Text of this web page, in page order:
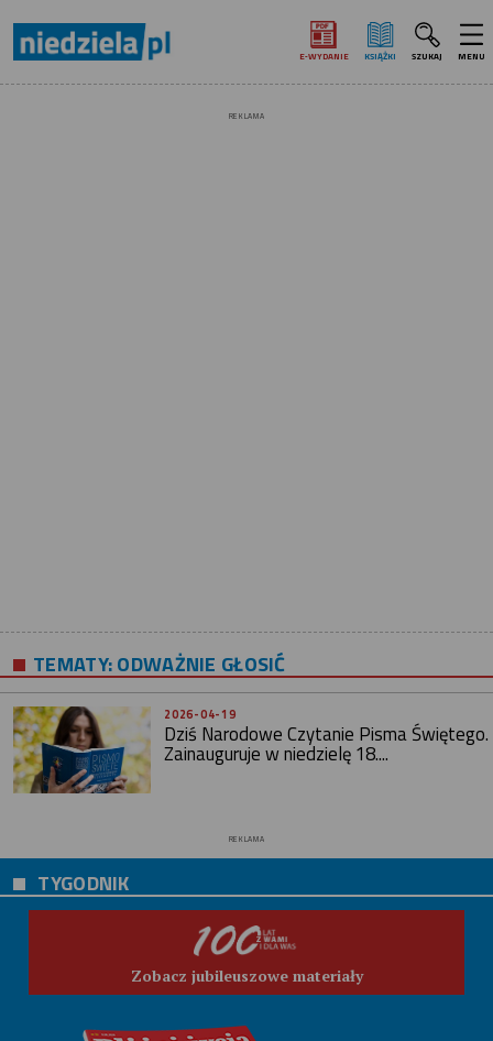
E‑WYDANIE KSIĄŻKI SZUKAJ MENU
REKLAMA
TEMATY:ODWAŻNIE GŁOSIĆ
2026-04-19
Dziś Narodowe Czytanie Pisma Świętego.
Zainauguruje w niedzielę 18....
REKLAMA
TYGODNIK
Zobacz jubileuszowe materiały